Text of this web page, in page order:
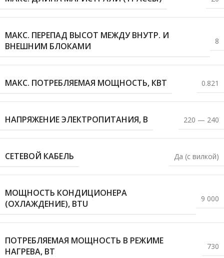
МАКС. ПЕРЕПАД ВЫСОТ МЕЖДУ ВНУТР. И
ВНЕШНИМ БЛОКАМИ
8
МАКС. ПОТРЕБЛЯЕМАЯ МОЩНОСТЬ, КВТ 0.821
НАПРЯЖЕНИЕ ЭЛЕКТРОПИТАНИЯ, В 220 — 240
СЕТЕВОЙ КАБЕЛЬ Да (с вилкой)
МОЩНОСТЬ КОНДИЦИОНЕРА
(ОХЛАЖДЕНИЕ), BTU
9 000
ПОТРЕБЛЯЕМАЯ МОЩНОСТЬ В РЕЖИМЕ
НАГРЕВА, ВТ
730